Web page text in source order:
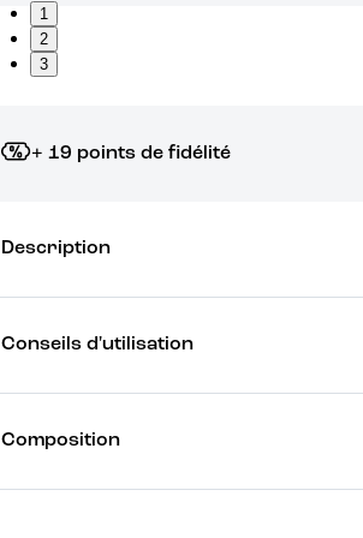
1
2
3
+ 19 points de fidélité
Description
Conseils d'utilisation
Composition